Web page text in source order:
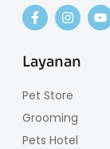
Layanan
Pet Store
Grooming
Pets Hotel